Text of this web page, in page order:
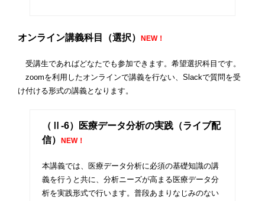
オンライン講義科目（選択） NEW！
受講生であればどなたでも参加できます。希望選択科目です。
zoomを利用したオンラインで講義を行ない、Slackで質問を受
け付ける形式の講義となります。
（Ⅱ-6）医療データ分析の実践（ライブ配
信）
NEW！
本講義では、医療データ分析に必須の基礎知識の講
義を行うと共に、分析ニーズが高まる医療データ分
析を実践形式で行います。普段あまりなじみのない